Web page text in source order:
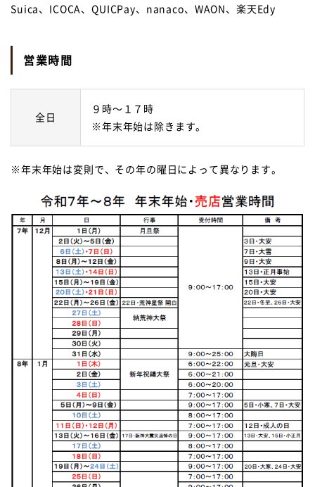
Suica、ICOCA、QUICPay、nanaco、WAON、楽天Edy
営業時間
全日
９時～１７時
※年末年始は除きます。
※年末年始は変則で、その年の曜日によって異なります。